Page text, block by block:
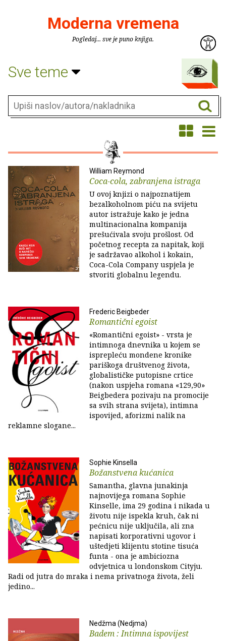
Moderna vremena
Pogledaj... sve je puno knjiga.
Sve teme
William Reymond
Coca-cola, zabranjena istraga
U ovoj knjizi o najpoznatijem
bezalkoholnom piću na svijetu
autor istražuje kako je jedna
multinacionalna kompanija
prešućivala svoju prošlost. Od
početnog recepta za napitak, koji
je sadržavao alkohol i kokain,
Coca-Cola Company uspjela je
stvoriti globalnu legendu.
Frederic Beigbeder
Romantični egoist
«Romantični egoist» - vrsta je
intimnoga dnevnika u kojem se
isprepleću mondene kronike
pariškoga društvenog života,
globalističke putopisne crtice
(nakon uspjeha romana «129,90»
Beigbedera pozivaju na promocije
sa svih strana svijeta), intimna
ispovijed, aforizmi nalik na
reklamne slogane...
Sophie Kinsella
Božanstvena kućanica
Samantha, glavna junakinja
najnovijega romana Sophie
Kinselle, ima 29 godina i nikada u
životu nije ispekla kruh, čak ni
pećnicu nije uključila, ali zna
napisati korporativni ugovor i
uštedjeti klijentu stotine tisuća
funta - ona je ambiciozna
odvjetnica u londonskom Cityju.
Radi od jutra do mraka i nema privatnoga života, želi
jedino...
Nedžma (Nedjma)
Badem : Intimna ispovijest